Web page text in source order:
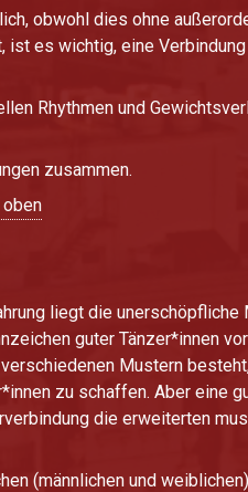
obwohl dies ohne
es wichtig, eine
Rhythmen und
zusammen.
oben
liegt die
guter Tänzer*innen
Mustern
zu schaffen. Aber eine
die erweiterten
(männlichen und